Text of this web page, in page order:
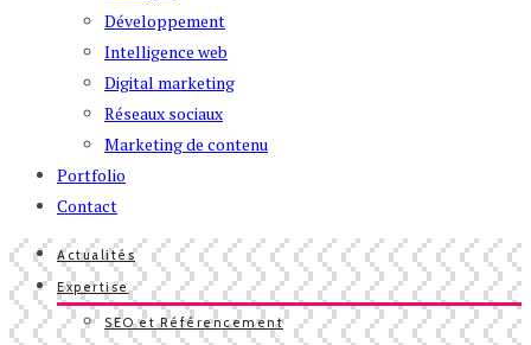
Développement
Intelligence web
Digital marketing
Réseaux sociaux
Marketing de contenu
Portfolio
Contact
Actualités
Expertise
SEO et Référencement